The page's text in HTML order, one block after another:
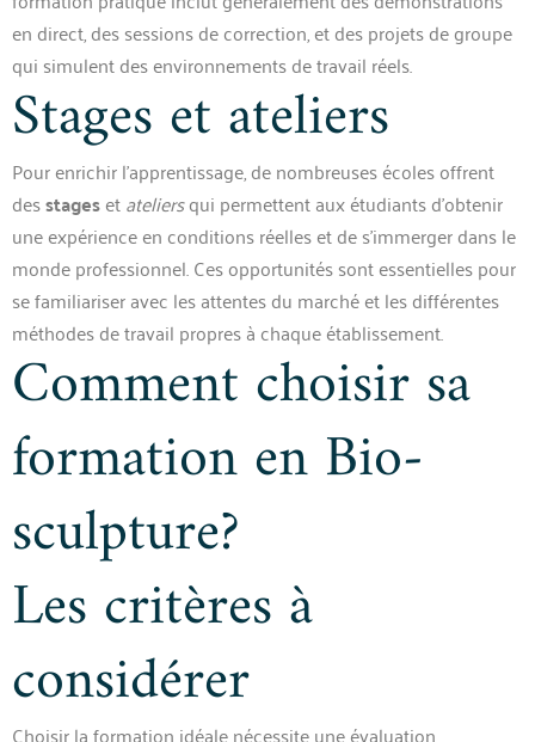
en direct, des sessions de correction, et des projets de groupe
qui simulent des environnements de travail réels.
Stages et ateliers
Pour enrichir l’apprentissage, de nombreuses écoles offrent
desstagesetateliersqui permettent aux étudiants d’obtenir
une expérience en conditions réelles et de s’immerger dans le
monde professionnel. Ces opportunités sont essentielles pour
se familiariser avec les attentes du marché et les différentes
méthodes de travail propres à chaque établissement.
Comment choisir sa
formation en Bio-
sculpture?
Les critères à
considérer
Choisir la formation idéale nécessite une évaluation